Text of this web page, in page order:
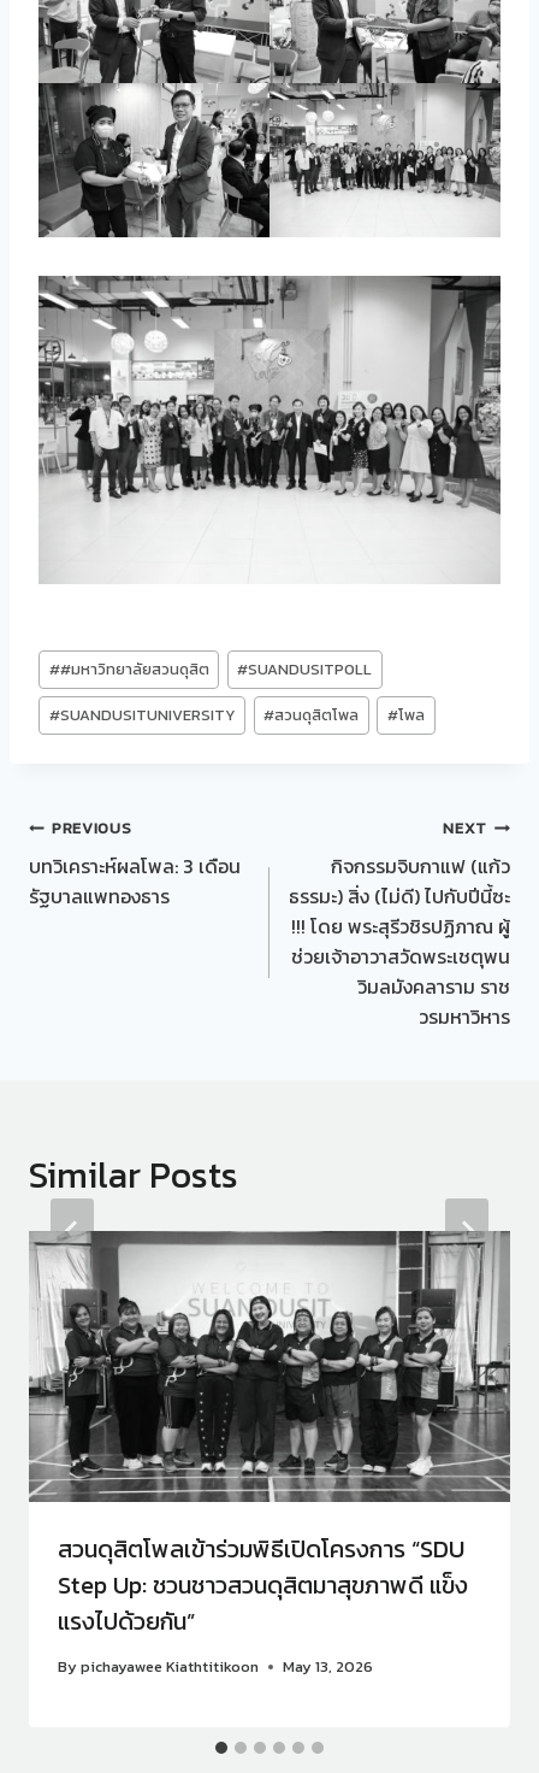
Post
Tags:
##มหาวิทยาลัยสวนดุสิต #SUANDUSITPOLL
#SUANDUSITUNIVERSITY #สวนดุสิตโพล #โพล
Post
navigation
PREVIOUS
บทวิเคราะห์ผลโพล: 3 เดือน
รัฐบาลแพทองธาร
NEXT
กิจกรรมจิบกาแฟ (แก้ว
ธรรมะ) สิ่ง (ไม่ดี) ไปกับปีนี้ซะ
!!! โดย พระสุรีวชิรปฏิภาณ ผู้
ช่วยเจ้าอาวาสวัดพระเชตุพน
วิมลมังคลาราม ราช
วรมหาวิหาร
Similar Posts
สวนดุสิตโพลเข้าร่วมพิธีเปิดโครงการ “SDU
Step Up: ชวนชาวสวนดุสิตมาสุขภาพดี แข็ง
แรงไปด้วยกัน”
Bypichayawee Kiathtitikoon May 13, 2026